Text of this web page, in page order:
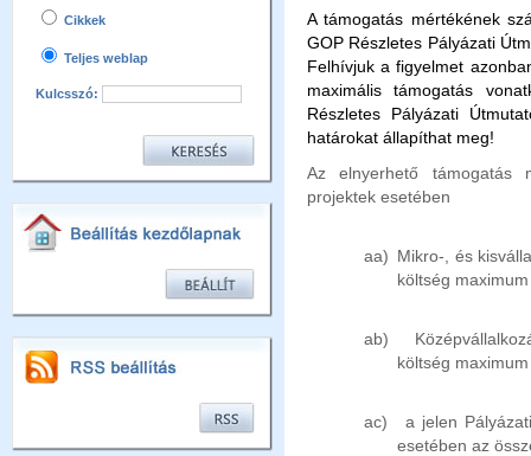
Cikkek
Teljes weblap
Kulcsszó:
A támogatás mértékének
GOP Részletes Pályázati
Felhívjuk a figyelmet
maximális támogatás
Részletes Pályázati
határokat állapíthat meg!
Az elnyerhető támogatás
projektek esetében
aa) Mikro-, és
költség
ab)
költség
ac)
a jelen
esetében az